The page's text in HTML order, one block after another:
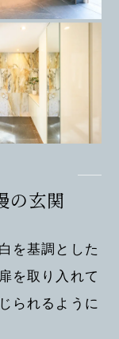
の玄関
を基調とした
を取り入れて
られるように